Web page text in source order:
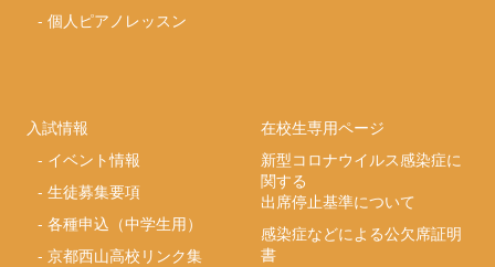
-個人ピアノレッスン
入試情報
- イベント情報
-生徒募集要項
-各種申込（中学生用）
-京都西山高校リンク集
在校生専用ページ
新型コロナウイルス感染症に
関する
出席停止基準について
感染症などによる公欠席証明
書